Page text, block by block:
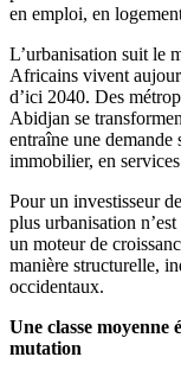
en emploi, en
L’urbanisation suit le
Africains vivent
d’ici 2040. Des
Abidjan se
entraîne une demande
immobilier, en
Pour un investisseur
plus urbanisation
un moteur de
manière structurelle,
occidentaux.
Une classe moyenne
mutation